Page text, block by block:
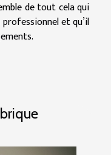
de tout cela qui
et qu’il